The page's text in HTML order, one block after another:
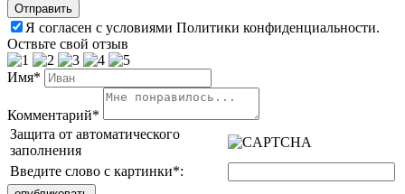
Я согласен с условиями Политики конфиденциальности.
Оствьте свой отзыв
Имя*
Комментарий*
Защита от автоматического
заполнения
Введите слово с картинки*: